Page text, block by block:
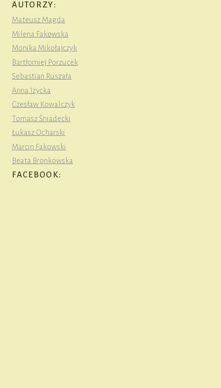
AUTORZY:
Mateusz Magda
Milena Fakowska
Monika Mikołajczyk
Bartłomiej Porzucek
Sebastian Ruszała
Anna Iżycka
Czesław Kowalczyk
Tomasz Śniadecki
Łukasz Ocharski
Marcin Fakowski
Beata Bronkowska
FACEBOOK: